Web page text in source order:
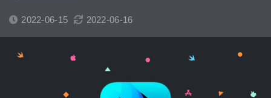
2022-06-15 2022-06-16